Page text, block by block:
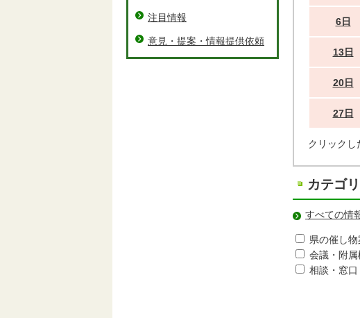
6日
13日
20日
27日
クリックし
カテゴ
すべての情
県の催し物
会議・附
相談・窓
注目情報
意見・提案・情報提供依頼